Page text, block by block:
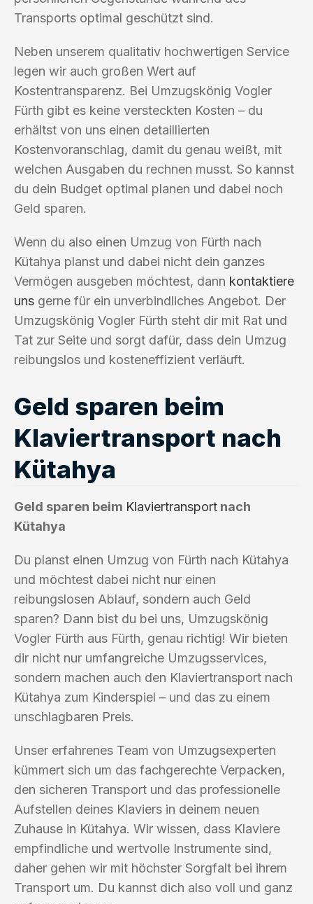
Transports optimal geschützt sind.
Neben unserem qualitativ hochwertigen Service
legen wir auch großen Wert auf
Kostentransparenz. Bei Umzugskönig Vogler
Fürth gibt es keine versteckten Kosten – du
erhältst von uns einen detaillierten
Kostenvoranschlag, damit du genau weißt, mit
welchen Ausgaben du rechnen musst. So kannst
du dein Budget optimal planen und dabei noch
Geld sparen.
Wenn du also einen Umzug von Fürth nach
Kütahya planst und dabei nicht dein ganzes
Vermögen ausgeben möchtest, dann kontaktiere
uns gerne für ein unverbindliches Angebot. Der
Umzugskönig Vogler Fürth steht dir mit Rat und
Tat zur Seite und sorgt dafür, dass dein Umzug
reibungslos und kosteneffizient verläuft.
Geld sparen beim
Klaviertransport nach
Kütahya
Geld sparen beim Klaviertransport nach
Kütahya
Du planst einen Umzug von Fürth nach Kütahya
und möchtest dabei nicht nur einen
reibungslosen Ablauf, sondern auch Geld
sparen? Dann bist du bei uns, Umzugskönig
Vogler Fürth aus Fürth, genau richtig! Wir bieten
dir nicht nur umfangreiche Umzugsservices,
sondern machen auch den Klaviertransport nach
Kütahya zum Kinderspiel – und das zu einem
unschlagbaren Preis.
Unser erfahrenes Team von Umzugsexperten
kümmert sich um das fachgerechte Verpacken,
den sicheren Transport und das professionelle
Aufstellen deines Klaviers in deinem neuen
Zuhause in Kütahya. Wir wissen, dass Klaviere
empfindliche und wertvolle Instrumente sind,
daher gehen wir mit höchster Sorgfalt bei ihrem
Transport um. Du kannst dich also voll und ganz